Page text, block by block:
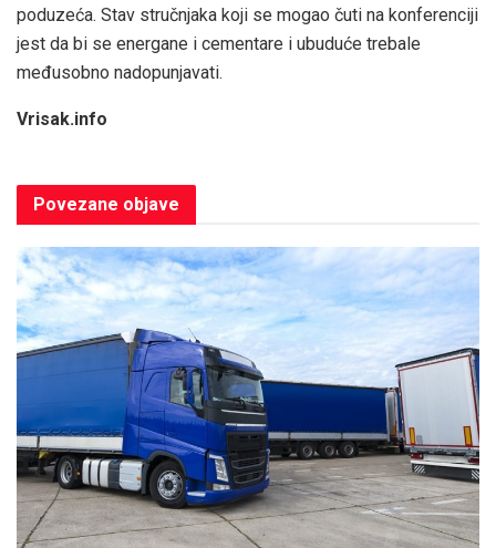
poduzeća. Stav stručnjaka koji se mogao čuti na konferenciji
jest da bi se energane i cementare i ubuduće trebale
međusobno nadopunjavati.
Vrisak.info
Povezane objave